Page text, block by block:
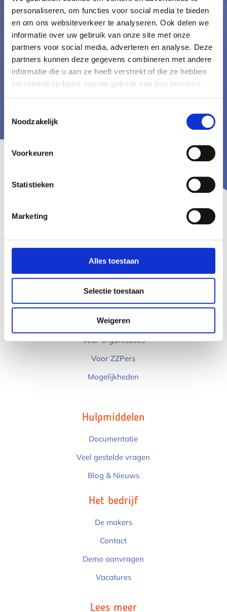
personaliseren, om functies voor social media te bieden
en om ons websiteverkeer te analyseren. Ook delen we
informatie over uw gebruik van onze site met onze
partners voor social media, adverteren en analyse. Deze
partners kunnen deze gegevens combineren met andere
informatie die u aan ze heeft verstrekt of die ze hebben
verzameld op basis van uw gebruik van hun services.
Noodzakelijk
Voorkeuren
Statistieken
Marketing
Alles toestaan
Selectie toestaan
Weigeren
Vraag dan nu onze gratis demo aan
en ontdek of de Thuiszorgplanner
voldoet aan jouw idealen.
Vraag onze gratis demo
Product
Voor organisaties
Voor ZZPers
Mogelijkheden
Hulpmiddelen
Documentatie
Veel gestelde vragen
Blog & Nieuws
Het bedrijf
De makers
Contact
Demo aanvragen
Vacatures
Lees meer